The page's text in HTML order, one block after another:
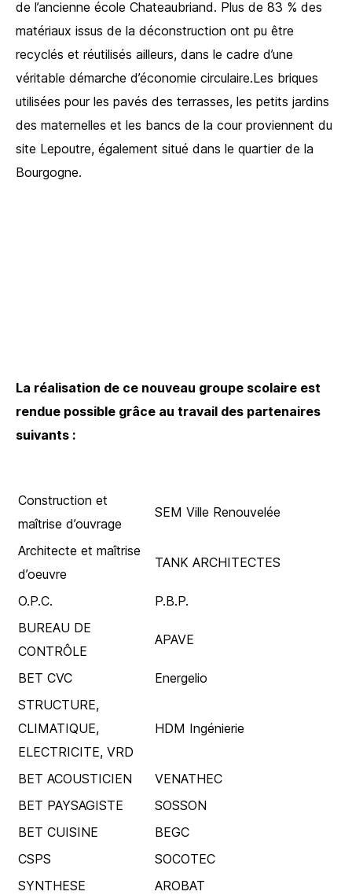
de l’ancienne école Chateaubriand. Plus de 83 % des
matériaux issus de la déconstruction ont pu être
recyclés et réutilisés ailleurs, dans le cadre d’une
véritable démarche d’économie circulaire.Les briques
utilisées pour les pavés des terrasses, les petits jardins
des maternelles et les bancs de la cour proviennent du
site Lepoutre, également situé dans le quartier de la
Bourgogne.
La réalisation de ce nouveau groupe scolaire est
rendue possible grâce au travail des partenaires
suivants :
Construction et
maîtrise d’ouvrage
SEM Ville Renouvelée
Architecte et maîtrise
d’oeuvre
TANK ARCHITECTES
O.P.C.
P.B.P.
BUREAU DE
CONTRÔLE
APAVE
BET CVC
Energelio
STRUCTURE,
CLIMATIQUE,
ELECTRICITE, VRD
HDM Ingénierie
BET ACOUSTICIEN
VENATHEC
BET PAYSAGISTE
SOSSON
BET CUISINE
BEGC
CSPS
SOCOTEC
SYNTHESE
AROBAT